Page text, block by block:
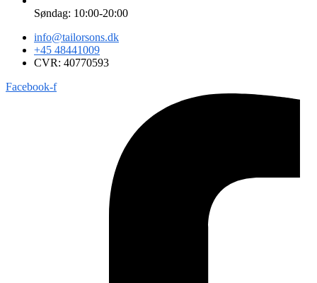
Søndag: 10:00-20:00
info@tailorsons.dk
+45 48441009
CVR: 40770593
Facebook-f